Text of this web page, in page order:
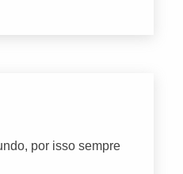
por isso sempre